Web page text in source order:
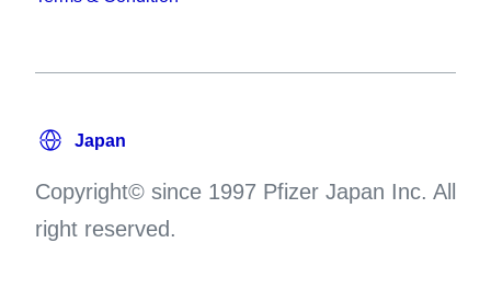
Copyright© since 1997 Pfizer Japan Inc. All
right reserved.